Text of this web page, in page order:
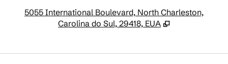
5055 International Boulevard, North Charleston,
Carolina do Sul, 29418, EUA